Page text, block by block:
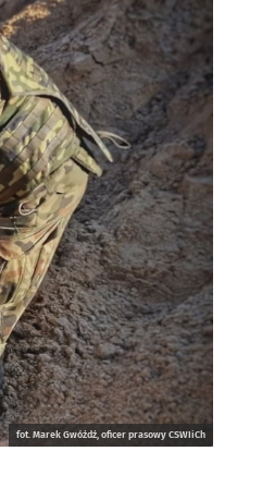
fot. Marek Gwóźdź, oficer prasowy CSWIiCh